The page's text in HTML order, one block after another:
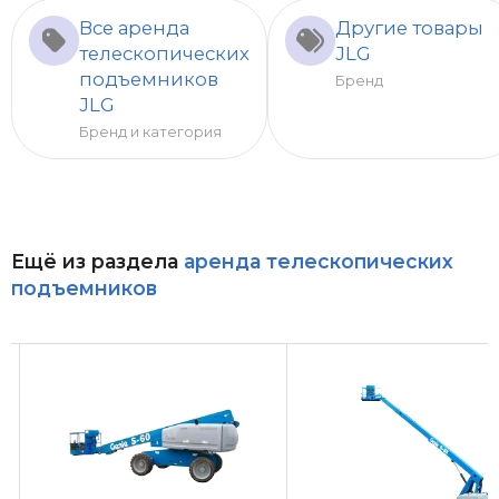
Все аренда
телескопических
подъемников
JLG
Бренд и категория
Другие товары
JLG
Бренд
Ещё из раздела аренда телескопических
подъемников